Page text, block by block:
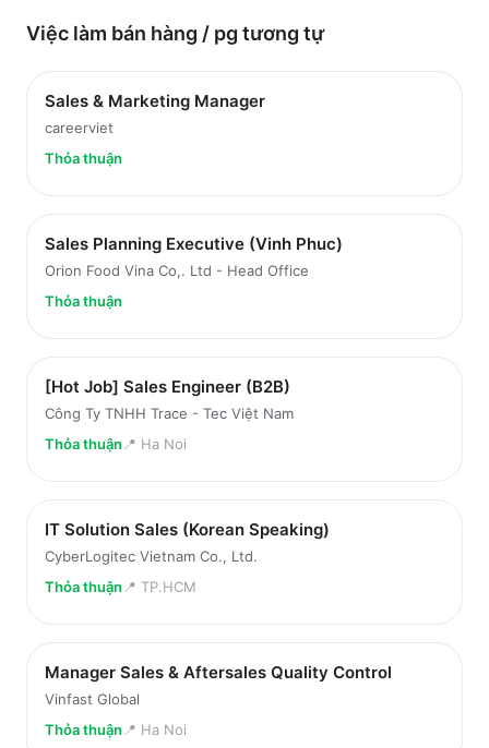
Việc làm bán hàng / pg tương tự
Sales & Marketing Manager
careerviet
Thỏa thuận
Sales Planning Executive (Vinh Phuc)
Orion Food Vina Co,. Ltd - Head Office
Thỏa thuận
[Hot Job] Sales Engineer (B2B)
Công Ty TNHH Trace - Tec Việt Nam
Thỏa thuận 📍 Ha Noi
IT Solution Sales (Korean Speaking)
CyberLogitec Vietnam Co., Ltd.
Thỏa thuận 📍 TP.HCM
Manager Sales & Aftersales Quality Control
Vinfast Global
Thỏa thuận 📍 Ha Noi